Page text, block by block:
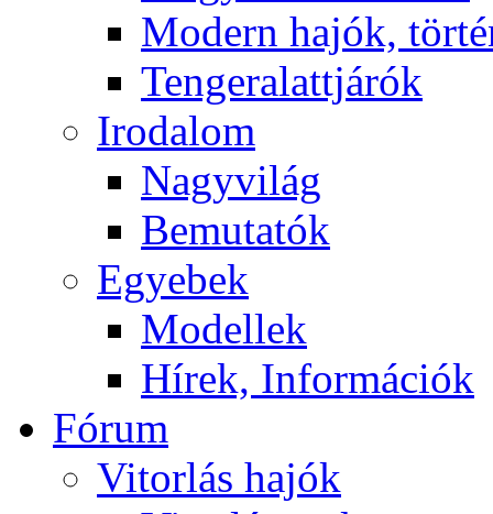
Modern hajók,
Tengeralattjárók
Irodalom
Nagyvilág
Bemutatók
Egyebek
Modellek
Hírek, Információk
Fórum
Vitorlás hajók